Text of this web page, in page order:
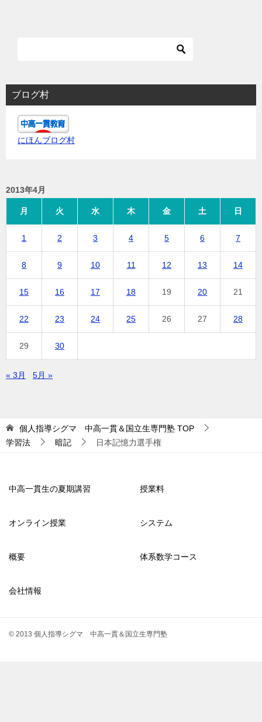
ブログ村
にほんブログ村
2013年4月
月 火 水 木 金 土 日
1 2 3 4 5 6 7
8 9 10 11 12 13 14
15 16 17 18 19 20 21
22 23 24 25 26 27 28
29 30
« 3月 5月 »
個人指導シグマ 中高一貫＆国立生専門塾 TOP
学習法
暗記 日本記憶力選手権
中高一貫生の夏期講習 授業料
オンライン授業 システム
概要 体系数学コース
会社情報
© 2013 個人指導シグマ 中高一貫＆国立生専門塾